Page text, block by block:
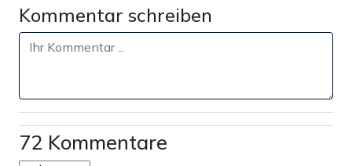
Kommentar schreiben
72 Kommentare